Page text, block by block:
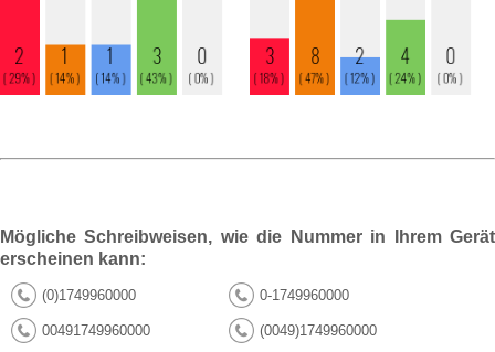
Mögliche Schreibweisen, wie die Nummer in Ihrem Gerät
erscheinen kann:
(0)1749960000 0-1749960000
00491749960000 (0049)1749960000